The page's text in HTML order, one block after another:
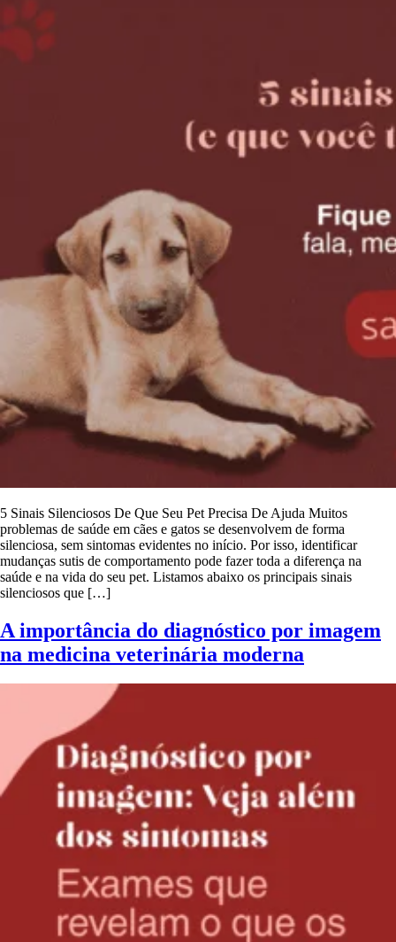
5 Sinais Silenciosos De Que Seu Pet Precisa De Ajuda Muitos
problemas de saúde em cães e gatos se desenvolvem de forma
silenciosa, sem sintomas evidentes no início. Por isso, identificar
mudanças sutis de comportamento pode fazer toda a diferença na
saúde e na vida do seu pet. Listamos abaixo os principais sinais
silenciosos que […]
A importância do diagnóstico por imagem
na medicina veterinária moderna